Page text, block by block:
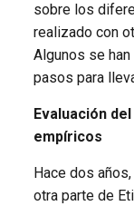
sobre los
realizado con
Algunos se
pasos para
Evaluación
empíricos
Hace dos
otra parte de